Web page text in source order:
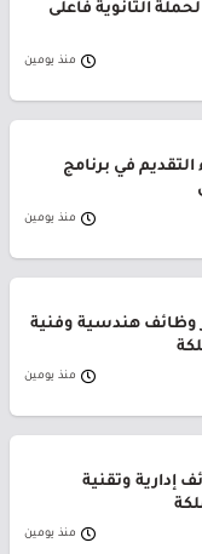
الثانوية فأعلى
منذ يومين
في برنامج
منذ يومين
وظائف هندسية وفنية
منذ يومين
إدارية وتقنية
منذ يومين